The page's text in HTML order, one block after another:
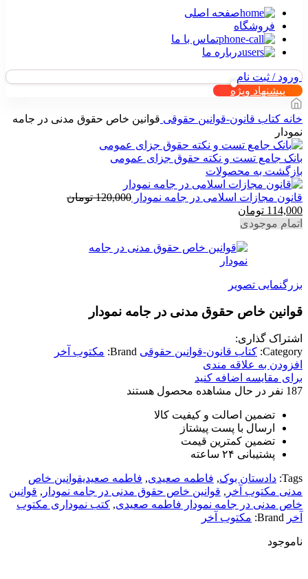
صفحه اصلی
فروشگاه
تماس با ما
درباره ما
ورود / ثبت نام
پیشنهاد ویژه
خانه کتاب قانون-قوانین حقوقی قوانین خاص حقوق مدنی در جامه
نمودار
بانک جامع تست و نکته حقوق جزای عمومی
بازگشت به محصولات
قانون مجازات اسلامی در جامه نمودار 120,000 تومان
قیمت
اصلی
114,000 تومان
است.
اتمام موجودی
بزرگنمایی تصویر
قوانین خاص حقوق مدنی در جامه نمودار
اشتراک گذاری:
Category: کتاب قانون-قوانین حقوقی Brand: مکتوب آخر
افزودن به علاقه مندی
برای مقایسه اضافه کنید
187 نفر در حال مشاهده محصول هستند
تضمین اصالت و کیفیت کالا
ارسال با پست پیشتاز
تضمین کمترین قیمت
پشتیبانی ۲۴ ساعته
Tags: دادستان بوک, فاطمه صعیدی, فاطمه صعیدیقوانین خاص
مدنی مکتوب آخر , قوانین خاص حقوق مدنی در جامه نمودار , قوانین
خاص مدنی در جامه نمودار فاطمه صعیدی, کتب نموداری مکتوب
آخر Brand: مکتوب آخر
ناموجود